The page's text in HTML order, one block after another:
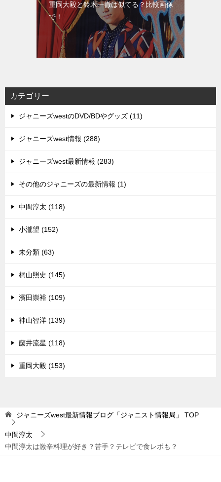
重岡大毅と鈴木一徹は似てる？比較画像
で！
カテゴリー
ジャニーズwestのDVD/BDやグッズ (11)
ジャニーズwest情報 (288)
ジャニーズwest最新情報 (283)
その他のジャニーズの最新情報 (1)
中間淳太 (118)
小瀧望 (152)
未分類 (63)
桐山照史 (145)
濱田崇裕 (109)
神山智洋 (139)
藤井流星 (118)
重岡大毅 (153)
ジャニーズwest最新情報ブログ「ジャニスト情報局」 TOP
中間淳太
中間淳太は激辛料理が好き？苦手？テレビで食レポも？